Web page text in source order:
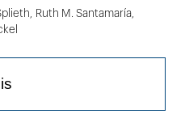
Ruth M. Santamaría